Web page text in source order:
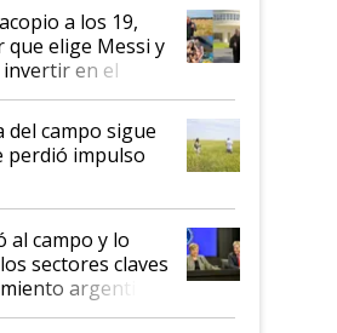
a los 19,
que elige Messi y
invertir en el
era como "darle
para droga":
el libertario
crisis salió
del campo sigue
perdió impulso
al campo y lo
sectores claves
argentino